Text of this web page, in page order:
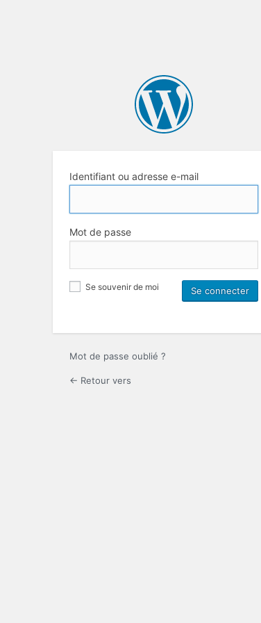
Identifiant ou adresse e-mail
Mot de passe
Se souvenir de moi
Mot de passe oublié ?
← Retour vers